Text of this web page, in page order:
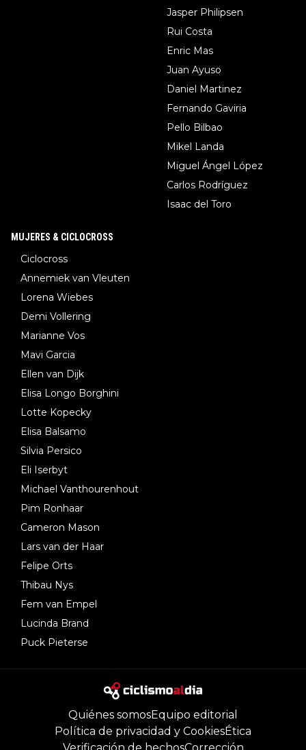
Jasper Philipsen
Rui Costa
Enric Mas
Juan Ayuso
Daniel Martinez
Fernando Gaviria
Pello Bilbao
Mikel Landa
Miguel Ángel López
Carlos Rodríguez
Isaac del Toro
MUJERES & CICLOCROSS
Ciclocross
Annemiek van Vleuten
Lorena Wiebes
Demi Vollering
Marianne Vos
Mavi Garcia
Ellen van Dijk
Elisa Longo Borghini
Lotte Kopecky
Elisa Balsamo
Silvia Persico
Eli Iserbyt
Michael Vanthourenhout
Pim Ronhaar
Cameron Mason
Lars van der Haar
Felipe Orts
Thibau Nys
Fem van Empel
Lucinda Brand
Puck Pieterse
Quiénes somosEquipo editorial
Política de privacidad y CookiesÉtica